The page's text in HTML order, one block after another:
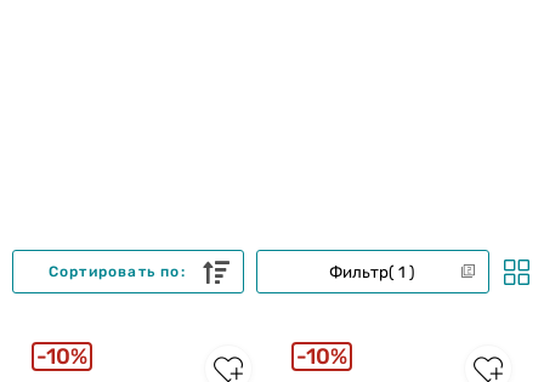
Фильтр 1
Сортировать по:
10% 10%